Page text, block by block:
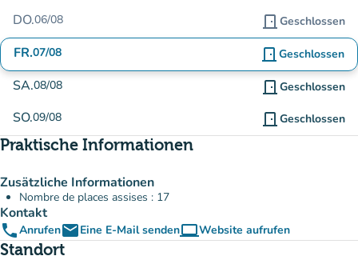
DO.06/08 door_front Geschlossen
FR.07/08 door_front Geschlossen
SA.08/08 door_front Geschlossen
SO.09/08 door_front Geschlossen
Praktische Informationen
Zusätzliche Informationen
Nombre de places assises : 17
Kontakt
phoneAnrufenemailEine E-Mail sendencomputerWebsite aufrufen
(new tab)
Standort